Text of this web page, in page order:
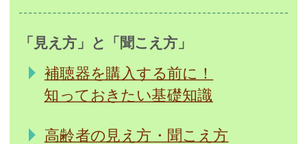
「見え方」と「聞こえ方」
補聴器を購入する前に！
知っておきたい基礎知識
高齢者の見え方・聞こえ方